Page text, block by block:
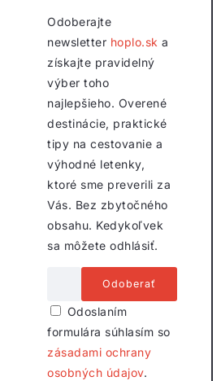
Odoberajte
newsletter hoplo.sk a
získajte pravidelný
výber toho
najlepšieho. Overené
destinácie, praktické
tipy na cestovanie a
výhodné letenky,
ktoré sme preverili za
Vás. Bez zbytočného
obsahu. Kedykoľvek
sa môžete odhlásiť.
Odoslaním
formulára súhlasím so
zásadami ochrany
osobných údajov.